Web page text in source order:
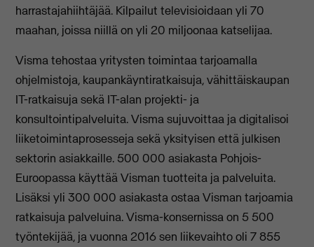
harrastajahiihtäjää. Kilpailut televisioidaan yli 70
maahan, joissa niillä on yli 20 miljoonaa katselijaa.
Visma tehostaa yritysten toimintaa tarjoamalla
ohjelmistoja, kaupankäyntiratkaisuja, vähittäiskaupan
IT-ratkaisuja sekä IT-alan projekti- ja
konsultointipalveluita. Visma sujuvoittaa ja digitalisoi
liiketoimintaprosesseja sekä yksityisen että julkisen
sektorin asiakkaille. 500 000 asiakasta Pohjois-
Euroopassa käyttää Visman tuotteita ja palveluita.
Lisäksi yli 300 000 asiakasta ostaa Visman tarjoamia
ratkaisuja palveluina. Visma-konsernissa on 5 500
työntekijää, ja vuonna 2016 sen liikevaihto oli 7 855